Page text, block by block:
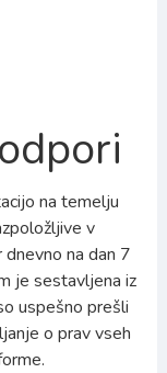
na temelju
v
na dan 7
je sestavljena iz
uspešno prešli
o prav vseh